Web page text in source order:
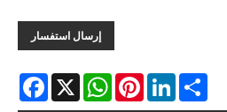
إرسال استفسار
X
WhatsAppPinterestLinkedInShare